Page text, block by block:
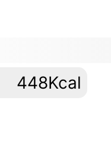
448Kcal